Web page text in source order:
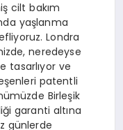
cilt bakım
yaşlanma
Londra
neredeyse
tasarlıyor ve
patentli
Birleşik
garanti altına
günlerde